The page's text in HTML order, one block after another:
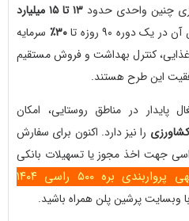
چنین واحدی حدود
۱۳ تا ۱۵ میلیارد
۹۰ روزه تا ۳۰٪ سرمایه
کنترل بهداشت و فروش مستقیم
این طرح هستند.
در مناطق روستایی، امکان
را نیز دارد. اکنون برای سفارش
پرواربندی بره ۵۰۰ راسی جهت اخذ مجوز یا تسهیلات بانکی
بره ۵۰۰ راسی ۱۴۰۴
وبسایت پرشین پلن همراه باشید.